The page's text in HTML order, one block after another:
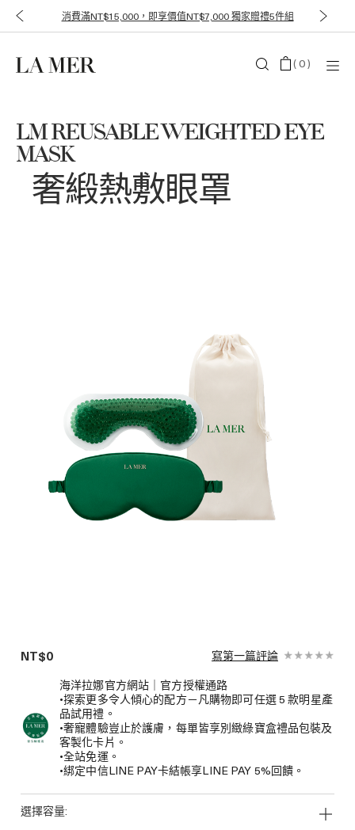
消費滿NT$15,000，即享價值NT$7,000 獨家贈禮5件組
(0)
LM REUSABLE WEIGHTED EYE
MASK
奢緞熱敷眼罩
NT$0
寫第一篇評論
海洋拉娜官方網站｜官方授權通路
•探索更多令人傾心的配方－凡購物即可任選 5 款明星產
品試用禮。
•奢寵體驗豈止於護膚，每單皆享別緻綠寶盒禮品包裝及
客製化卡片。
•全站免運。
•綁定中信LINE PAY卡結帳享LINE PAY 5%回饋。
選擇容量: